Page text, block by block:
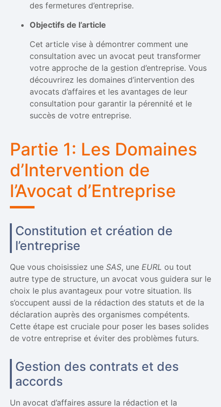
des fermetures d’entreprise.
Objectifs de l’article
Cet article vise à démontrer comment une
consultation avec un avocat peut transformer
votre approche de la gestion d’entreprise. Vous
découvrirez les domaines d’intervention des
avocats d’affaires et les avantages de leur
consultation pour garantir la pérennité et le
succès de votre entreprise.
Partie 1: Les Domaines
d’Intervention de
l’Avocat d’Entreprise
Constitution et création de
l’entreprise
Que vous choisissiez une SAS, une EURL ou tout
autre type de structure, un avocat vous guidera sur le
choix le plus avantageux pour votre situation. Ils
s’occupent aussi de la rédaction des statuts et de la
déclaration auprès des organismes compétents.
Cette étape est cruciale pour poser les bases solides
de votre entreprise et éviter des problèmes futurs.
Gestion des contrats et des
accords
Un avocat d’affaires assure la rédaction et la